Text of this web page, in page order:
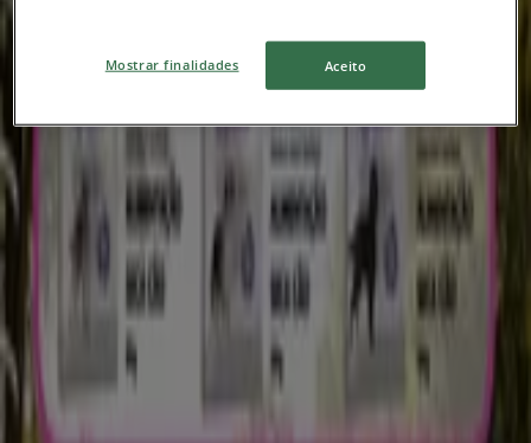
{"numCatalogs":0}
Endereços e horários Pronto Wash
Pronto Wash
Avenida dos Descobrimentos, 549, Vila Nova de
Mostrar finalidades Aceito